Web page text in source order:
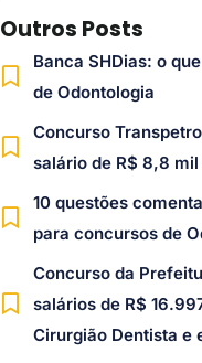
Outros Posts
Banca SHDias: o
de Odontologia
Concurso
salário de R$ 8,8 mil
10 questões
para concursos de
Concurso da
salários de R$
Cirurgião Dentista e